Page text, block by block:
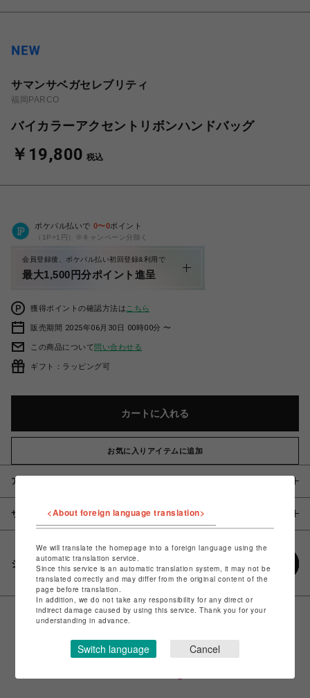
サマンサベガセレブリティ
福岡PARCO
バイカラーアクセントリボンハンドバッグ
￥19,800 税込
ポケパル払いで 0〜0ポイント
（1P=1円）※キャンペーン分除く
会員登録後、ポケパル払い初回登録&利用で
最大1,500円分ポイント進呈
獲得ポイントの確認方法は こちら
販売期間 2025年06月30日 00時00分 〜
この商品について問い合わせる
ギフト：ラッピング可
カートに入れる
お気に入りアイテムに追加
アイテム説明 / 素材
サイズ
シェアする
<About foreign language translation>
We will translate the homepage into a foreign language using the
automatic translation service.
Since this service is an automatic translation system, it may not be
translated correctly and may differ from the original content of the
page before translation.
In addition, we do not take any responsibility for any direct or
indirect damage caused by using this service. Thank you for your
understanding in advance.
Switch language Cancel